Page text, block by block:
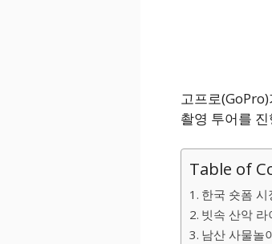
고프로
촬영 투어를
Table of
한국 숏폼 시
빗속 산악 라
남산 사물놀